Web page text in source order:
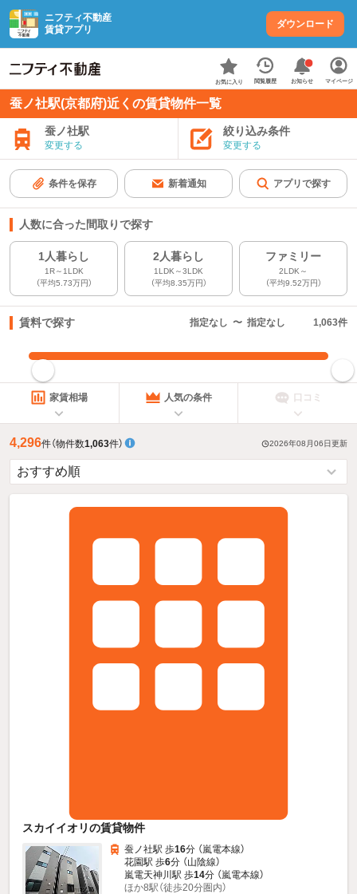
ニフティ不動産
賃貸アプリ
ダウンロード
お気に入り 閲覧履歴 お知らせ マイページ
蚕ノ社駅(京都府)近くの賃貸物件一覧
蚕ノ社駅
変更する
絞り込み条件
変更する
条件を保存 新着通知 アプリで探す
人数に合った間取りで探す
1人暮らし
1R～1LDK
（平均5.73万円）
2人暮らし
1LDK～3LDK
（平均8.35万円）
ファミリー
2LDK～
（平均9.52万円）
賃料で探す 指定なし 〜 指定なし 1,063件
指定した賃料で絞り込む
家賃相場 人気の条件 口コミ
4,296件（物件数1,063件） 2026年08月06日更新
スカイイオリの賃貸物件
蚕ノ社駅 歩16分 （嵐電本線）
花園駅 歩6分 （山陰線）
嵐電天神川駅 歩14分 （嵐電本線）
ほか8駅（徒歩20分圏内）